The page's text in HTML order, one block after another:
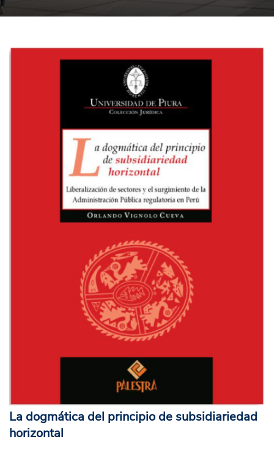
La dogmática del principio de subsidiariedad
horizontal